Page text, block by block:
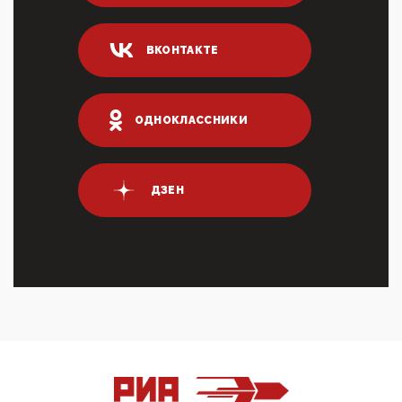
ИНН для переводов по СБП это первый шаг из
логических двухЗаполнение ИНН при любых
переводах по ...
03:35, 10 Апреля 2026
Суммарное вознаграждение менеджменту в 15
крупных банках по итогам 2025 года превысило 63
млрд руб. ...
03:01, 10 Апреля 2026
Террорист и убийца Буданов вальяжно сообщил,
что союзники просили Киев не наносить удары по
энергети...
Госуслугах уме...
ВКОНТАКТЕ
ОДНОКЛАССНИКИ
ДЗЕН